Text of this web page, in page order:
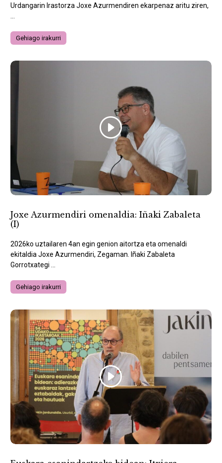
Urdangarin Irastorza Joxe Azurmendiren ekarpenaz aritu ziren,
Gehiago irakurri
Joxe Azurmendiri omenaldia: Iñaki Zabaleta
(I)
2026ko uztailaren 4an egin genion aitortza eta omenaldi
ekitaldia Joxe Azurmendiri, Zegaman. Iñaki Zabaleta
Gorrotxategi ...
Gehiago irakurri